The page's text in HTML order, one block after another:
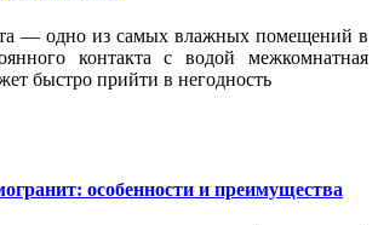
— одно из самых влажных помещений в
контакта с водой межкомнатная
быстро прийти в негодность
особенности и преимущества